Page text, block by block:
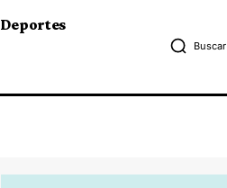
Deportes
Buscar